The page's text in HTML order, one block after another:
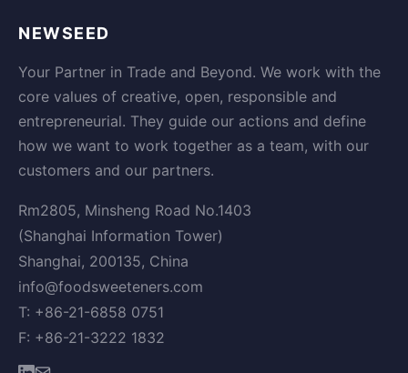
NEWSEED
Your Partner in Trade and Beyond. We work with the
core values of creative, open, responsible and
entrepreneurial. They guide our actions and define
how we want to work together as a team, with our
customers and our partners.
Rm2805, Minsheng Road No.1403
(Shanghai Information Tower)
Shanghai, 200135, China
info@foodsweeteners.com
T: +86-21-6858 0751
F: +86-21-3222 1832